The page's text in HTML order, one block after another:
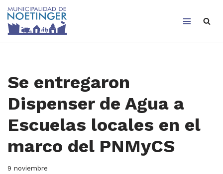
Saltar
Se entregaron
Dispenser de Agua a
Escuelas locales en el
marco del PNMyCS
9 noviembre